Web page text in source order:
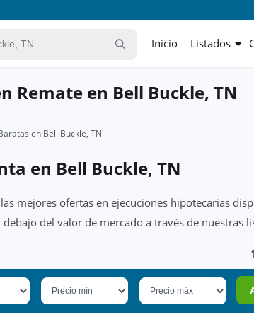
Inicio Listados
Remate en Bell Buckle, TN
en Bell Buckle, TN
en Bell Buckle, TN
mejores ofertas en ejecuciones hipotecarias
del valor de mercado a través de nuestras